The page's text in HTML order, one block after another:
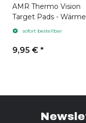
AMR Thermo Vision
Target Pads -
Zielpads 10 Stück
sofort bestellbar
9,95 € *